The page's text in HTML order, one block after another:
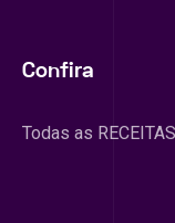
Confira
Todas as